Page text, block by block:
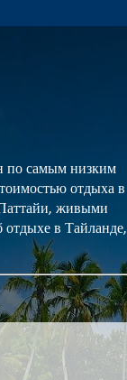
по самым низким
отдыха в
живыми
отдыхе в Тайланде,